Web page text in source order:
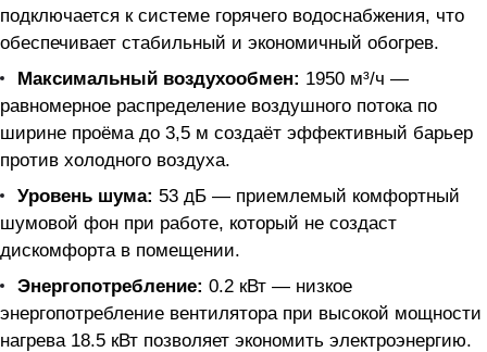
подключается к системе горячего водоснабжения, что
обеспечивает стабильный и экономичный обогрев.
Максимальный воздухообмен: 1950 м³/ч —
равномерное распределение воздушного потока по
ширине проёма до 3,5 м создаёт эффективный барьер
против холодного воздуха.
Уровень шума: 53 дБ — приемлемый комфортный
шумовой фон при работе, который не создаст
дискомфорта в помещении.
Энергопотребление: 0.2 кВт — низкое
энергопотребление вентилятора при высокой мощности
нагрева 18.5 кВт позволяет экономить электроэнергию.